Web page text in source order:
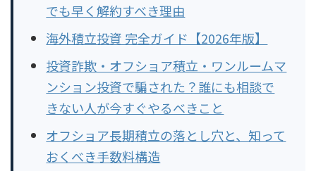
でも早く解約すべき理由
海外積立投資 完全ガイド【2026年版】
投資詐欺・オフショア積立・ワンルームマ
ンション投資で騙された？誰にも相談で
きない人が今すぐやるべきこと
オフショア長期積立の落とし穴と、知って
おくべき手数料構造